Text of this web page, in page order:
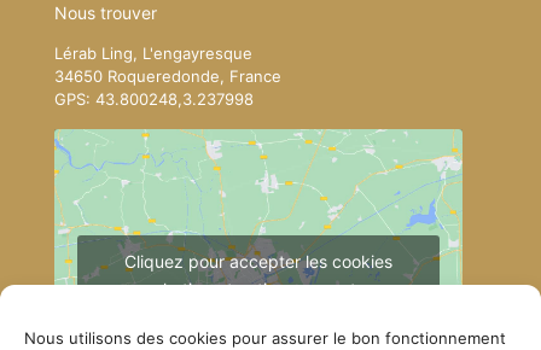
Nous utilisons des cookies pour assurer le bon fonctionnement
Nous trouver
Lérab Ling, L'engayresque
34650 Roqueredonde, France
GPS: 43.800248,3.237998
Cliquez pour accepter les cookies
marketing et activer ce contenu